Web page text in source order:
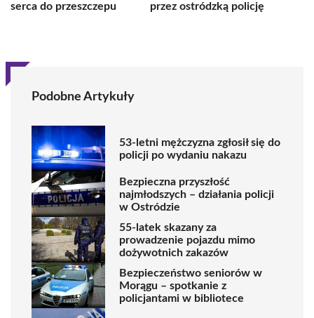
serca do przeszczepu
przez ostródzką policję
Podobne Artykuły
53-letni mężczyzna zgłosił się do
policji po wydaniu nakazu
Bezpieczna przyszłość
najmłodszych – działania policji
w Ostródzie
55-latek skazany za
prowadzenie pojazdu mimo
dożywotnich zakazów
Bezpieczeństwo seniorów w
Morągu – spotkanie z
policjantami w bibliotece